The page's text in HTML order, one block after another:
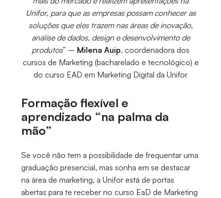
Unifor, para que as empresas possam conhecer as
soluções que eles trazem nas áreas de inovação,
análise de dados, design e desenvolvimento de
produtos” – Milena Auip, coordenadora dos
cursos de Marketing (bacharelado e tecnológico) e
do curso EAD em Marketing Digital da Unifor
Formação flexível e
aprendizado “na palma da
mão”
Se você não tem a possibilidade de frequentar uma
graduação presencial, mas sonha em se destacar
na área de marketing, a Unifor está de portas
abertas para te receber no curso EaD de Marketing